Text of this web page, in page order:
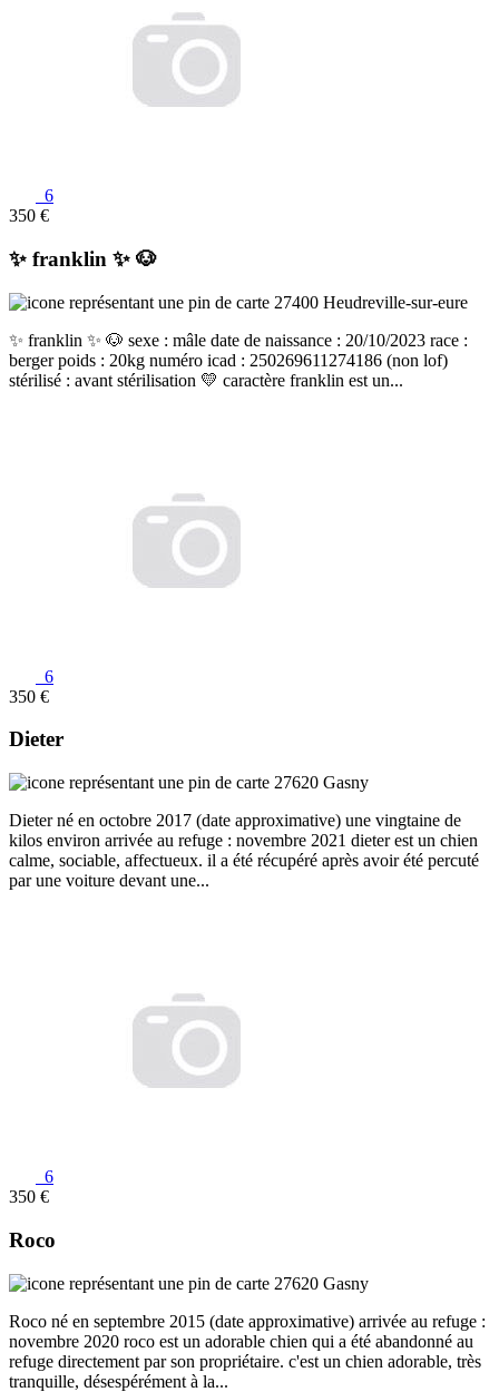
6
350 €
✨️ franklin ✨️ 🐶
27400 Heudreville-sur-eure
✨️ franklin ✨️ 🐶 sexe : mâle date de naissance : 20/10/2023 race :
berger poids : 20kg numéro icad : 250269611274186 (non lof)
stérilisé : avant stérilisation 💛 caractère franklin est un...
6
350 €
Dieter
27620 Gasny
Dieter né en octobre 2017 (date approximative) une vingtaine de
kilos environ arrivée au refuge : novembre 2021 dieter est un chien
calme, sociable, affectueux. il a été récupéré après avoir été percuté
par une voiture devant une...
6
350 €
Roco
27620 Gasny
Roco né en septembre 2015 (date approximative) arrivée au refuge :
novembre 2020 roco est un adorable chien qui a été abandonné au
refuge directement par son propriétaire. c'est un chien adorable, très
tranquille, désespérément à la...